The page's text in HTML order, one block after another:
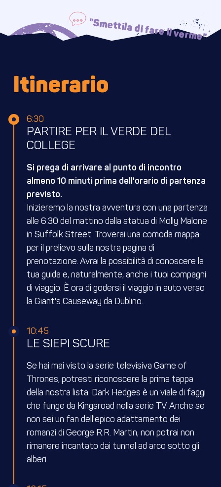
Itinerario
6:30
PARTIRE PER IL VERDE DEL
COLLEGE
Si prega di arrivare al punto di incontro
almeno 10 minuti prima dell'orario di partenza
previsto.
Inizieremo la nostra avventura con una partenza
alle 6:30 del mattino dalla statua di Molly Malone
in Suffolk Street. Troverai una comoda mappa
per il prelievo sulla nostra pagina di
prenotazione. Avrai la possibilità di conoscere la
tua guida e, naturalmente, anche i tuoi compagni
di viaggio. È ora di godersi il viaggio in auto verso
la Giant's Causeway da Dublino.
10:45
LE SIEPI SCURE
Se hai mai visto la serie televisiva Game of
Thrones, potresti riconoscere la prima tappa
della nostra lista. Dark Hedges è un viale di faggi
che funge da Kingsroad nella serie TV. Anche se
non sei un fan dell'epico adattamento dei
romanzi di George R.R. Martin, non potrai non
rimanere incantato dai tunnel ad arco sotto gli
alberi.
"Smettila di fare il verme"